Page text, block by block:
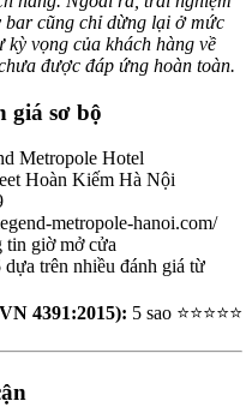
bar cũng chỉ dừng lại ở mức
vọng của khách hàng về
được đáp ứng hoàn toàn.
giá sơ bộ
Metropole Hotel
Hoàn Kiếm Hà Nội
metropole-hanoi.com/
tin giờ mở cửa
dựa trên nhiều đánh giá từ
4391:2015): 5 sao ⭐⭐⭐⭐⭐